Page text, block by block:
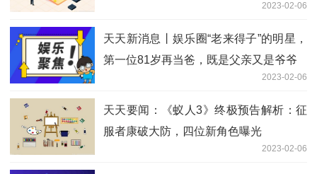
2023-02-06
天天新消息丨娱乐圈“老来得子”的明星，
第一位81岁再当爸，既是父亲又是爷爷
2023-02-06
天天要闻：《蚁人3》终极预告解析：征
服者康破大防，四位新角色曝光
2023-02-06